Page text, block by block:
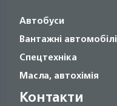
Автобуси
Вантажні автомобілі
Спецтехніка
Масла, автохімія
Контакти